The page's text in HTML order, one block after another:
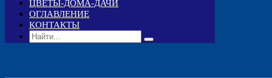
ЦВЕТЫ-ДОМА-ДАЧИ
ОГЛАВЛЕНИЕ
КОНТАКТЫ